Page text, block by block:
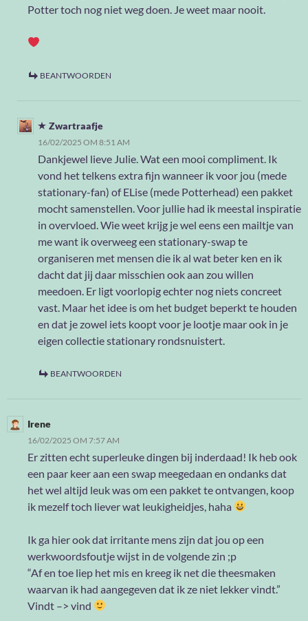
Potter toch nog niet weg doen. Je weet maar nooit.
BEANTWOORDEN
Zwartraafje
16/02/2025 OM 8:51 AM
Dankjewel lieve Julie. Wat een mooi compliment. Ik
vond het telkens extra fijn wanneer ik voor jou (mede
stationary-fan) of ELise (mede Potterhead) een pakket
mocht samenstellen. Voor jullie had ik meestal inspiratie
in overvloed. Wie weet krijg je wel eens een mailtje van
me want ik overweeg een stationary-swap te
organiseren met mensen die ik al wat beter ken en ik
dacht dat jij daar misschien ook aan zou willen
meedoen. Er ligt voorlopig echter nog niets concreet
vast. Maar het idee is om het budget beperkt te houden
en dat je zowel iets koopt voor je lootje maar ook in je
eigen collectie stationary rondsnuistert.
BEANTWOORDEN
Irene
16/02/2025 OM 7:57 AM
Er zitten echt superleuke dingen bij inderdaad! Ik heb ook
een paar keer aan een swap meegedaan en ondanks dat
het wel altijd leuk was om een pakket te ontvangen, koop
ik mezelf toch liever wat leukigheidjes, haha
Ik ga hier ook dat irritante mens zijn dat jou op een
werkwoordsfoutje wijst in de volgende zin ;p
“Af en toe liep het mis en kreeg ik net die theesmaken
waarvan ik had aangegeven dat ik ze niet lekker vindt.”
Vindt –> vind